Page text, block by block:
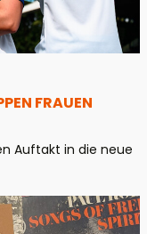
FRAUEN
Auftakt in die neue